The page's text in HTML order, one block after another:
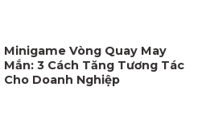
Minigame Vòng Quay May
Mắn: 3 Cách Tăng Tương Tác
Cho Doanh Nghiệp